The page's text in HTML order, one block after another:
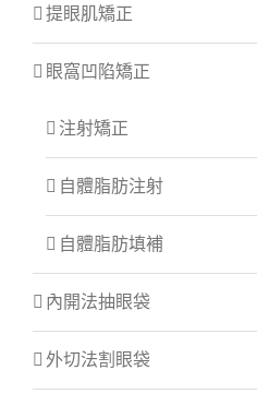
提眼肌矯正
眼窩凹陷矯正
注射矯正
自體脂肪注射
自體脂肪填補
內開法抽眼袋
外切法割眼袋